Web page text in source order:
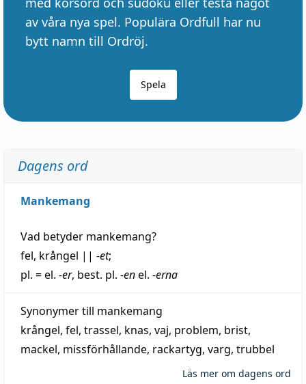
av våra nya spel. Populära Ordfull har nu
bytt namn till Ordröj.
Spela
Dagens ord
Mankemang
Vad betyder mankemang?
fel, krångel || -et;
pl. = el. -er, best. pl. -enel. -erna
Synonymer till mankemang
krångel, fel, trassel, knas, vaj, problem, brist,
mackel, missförhållande, rackartyg, varg, trubbel
Läs mer om dagens ord